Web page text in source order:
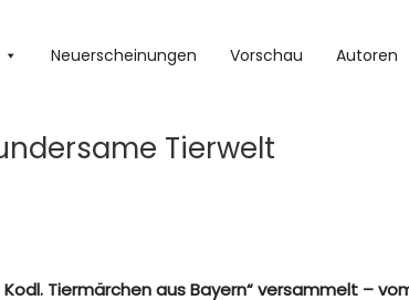
Neuerscheinungen Vorschau Autoren
Tierwelt
Tiermärchen aus Bayern“ versammelt –